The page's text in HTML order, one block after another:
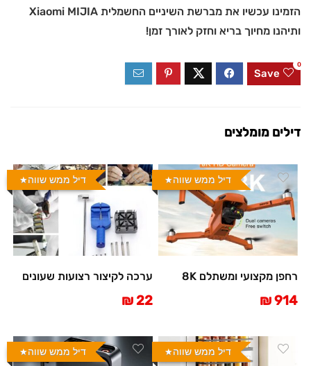
הזמינו עכשיו את מברשת השיניים החשמלית Xiaomi MIJIA
ותיהנו מחיוך בריא וחזק לאורך זמן!
Save
0
דילים מומלצים
דיל ממש שווה
רחפן מקצועי ומשתלם 8K
914 ₪
דיל ממש שווה
ערכה לקיצור רצועות שעונים
22 ₪
דיל ממש שווה דיל ממש שווה